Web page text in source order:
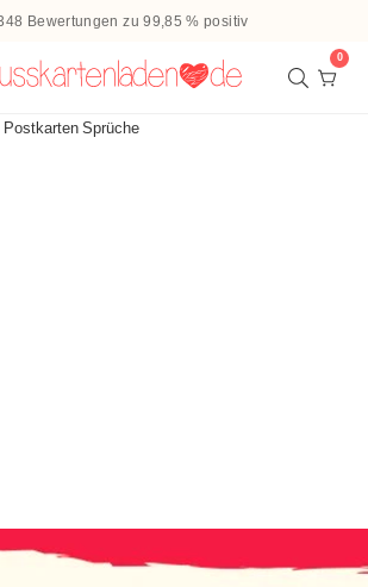
Bewertungen zu 99,85 % positiv
0
0
Postkarten Sprüche